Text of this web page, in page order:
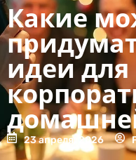
Какие
идеи
23 апреля, 2026